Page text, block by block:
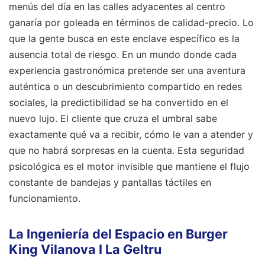
menús del día en las calles adyacentes al centro
ganaría por goleada en términos de calidad-precio. Lo
que la gente busca en este enclave específico es la
ausencia total de riesgo. En un mundo donde cada
experiencia gastronómica pretende ser una aventura
auténtica o un descubrimiento compartido en redes
sociales, la predictibilidad se ha convertido en el
nuevo lujo. El cliente que cruza el umbral sabe
exactamente qué va a recibir, cómo le van a atender y
que no habrá sorpresas en la cuenta. Esta seguridad
psicológica es el motor invisible que mantiene el flujo
constante de bandejas y pantallas táctiles en
funcionamiento.
La Ingeniería del Espacio en Burger
King Vilanova I La Geltru